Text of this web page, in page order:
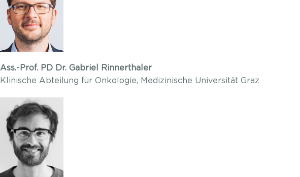
Ass.-Prof. PD Dr. Gabriel Rinnerthaler
Klinische Abteilung für Onkologie, Medizinische Universität Graz